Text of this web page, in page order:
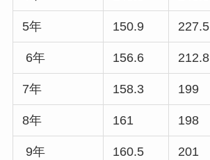
5年 150.9 227.5
6年 156.6 212.8
7年 158.3 199
8年 161 198
9年 160.5 201